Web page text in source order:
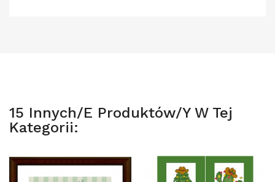
15 Innych/e Produktów/y W Tej
Kategorii: